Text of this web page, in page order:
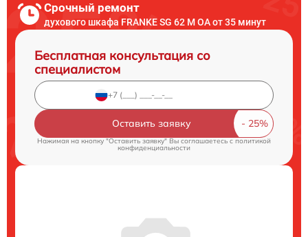
Срочный ремонт
духового шкафа FRANKE SG 62 M OA от 35 минут
Бесплатная консультация со
специалистом
Оставить заявку
Нажимая на кнопку "Оставить заявку" Вы соглашаетесь cполитикой
конфиденциальности